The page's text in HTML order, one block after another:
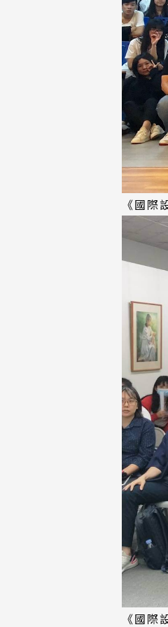
《國際
《國際